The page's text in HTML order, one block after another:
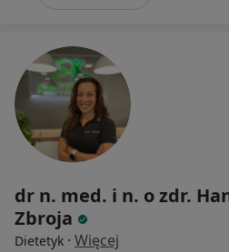
dr n. med. i n. o zdr.
Zbroja
Dietetyk · Więcej